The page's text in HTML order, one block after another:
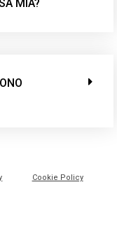
MIA?
Cookie Policy